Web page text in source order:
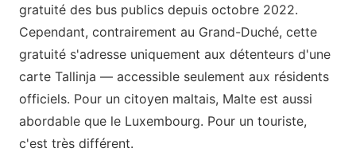
gratuité des bus publics depuis octobre 2022.
Cependant, contrairement au Grand-Duché, cette
gratuité s'adresse uniquement aux détenteurs d'une
carte Tallinja — accessible seulement aux résidents
officiels. Pour un citoyen maltais, Malte est aussi
abordable que le Luxembourg. Pour un touriste,
c'est très différent.